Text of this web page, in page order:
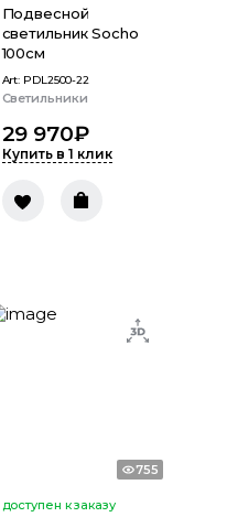
Подвесной
светильник Socho
100см
Art: PDL2500-22
Светильники
29 970₽
Купить в 1 клик
755
доступен к заказу